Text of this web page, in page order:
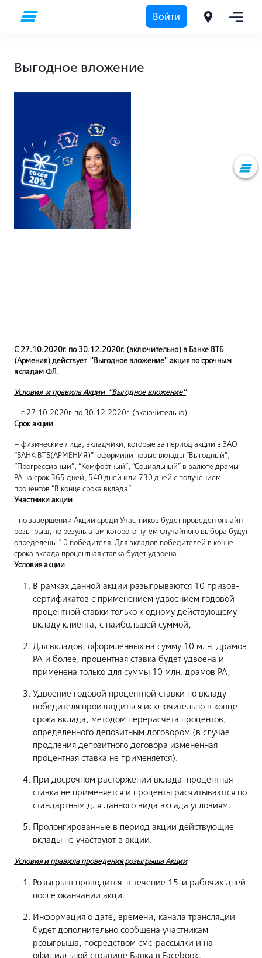
Войти
Выгодное вложение
С 27.10.2020г. по 30.12.2020г. (включительно) в Банке ВТБ
(Армения) действует ''Выгодное вложение'' акция по срочным
вкладам ФЛ.
Условия и правила Акции ''Выгодное вложение''
Срок акции
– с 27.10.2020г. по 30.12.2020г. (включительно)
Участники акции
– физические лица, вкладчики, которые за период акции в ЗАО
“БАНК ВТБ(АРМЕНИЯ)” оформили новые вклады “Выгодный”,
“Прогрессивный”, “Комфортный”, “Социальный” в валюте драмы
РА на срок 365 дней, 540 дней или 730 дней с получением
процентов “В конце срока вклада”.
Условия акции
- по завершении Акции среди Участников будет проведен онлайн
розыгрыш, по результатам которого путем случайного выбора будут
определены 10 победителя. Для вкладов победителей в конце
срока вклада процентная ставка будет удвоена.
В рамках данной акции разыгрываются 10 призов-
сертификатов с применением удвоением годовой
процентной ставки только к одному действующему
вкладу клиента, с наибольшей суммой,
Для вкладов, оформленных на сумму 10 млн. драмов
РА и более, процентная ставка будет удвоена и
применена только для суммы 10 млн. драмов РА,
Удвоение годовой процентной ставки по вкладу
победителя производиться исключительно в конце
срока вклада, методом перерасчета процентов,
определенного депозитным договором (в случае
продления депозитного договора измененная
процентная ставка не применяется).
При досрочном расторжении вклада процентная
ставка не применяется и проценты расчитываются по
стандартным для данного вида вклада условиям.
Пролонгированные в период акции действующие
вклады не участвуют в акции.
Условия и правила проведения розыгрыша Акции
Розыгрыш проводится в течение 15-и рабочих дней
после оканчании акци.
Информация о дате, времени, канала трансляции
будет дополнительно сообщена участникам
розыгрыша, посредством смс-рассылки и на
официальной странице Банка в Facebook.